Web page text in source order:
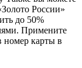
России»
до 50%
Примените
номер карты в